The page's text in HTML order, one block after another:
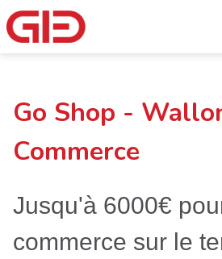
Go Shop -
Commerce
Jusqu'à 6000€
commerce sur le